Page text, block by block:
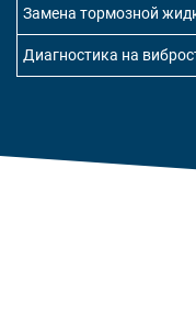
Замена тормозной
Диагностика на